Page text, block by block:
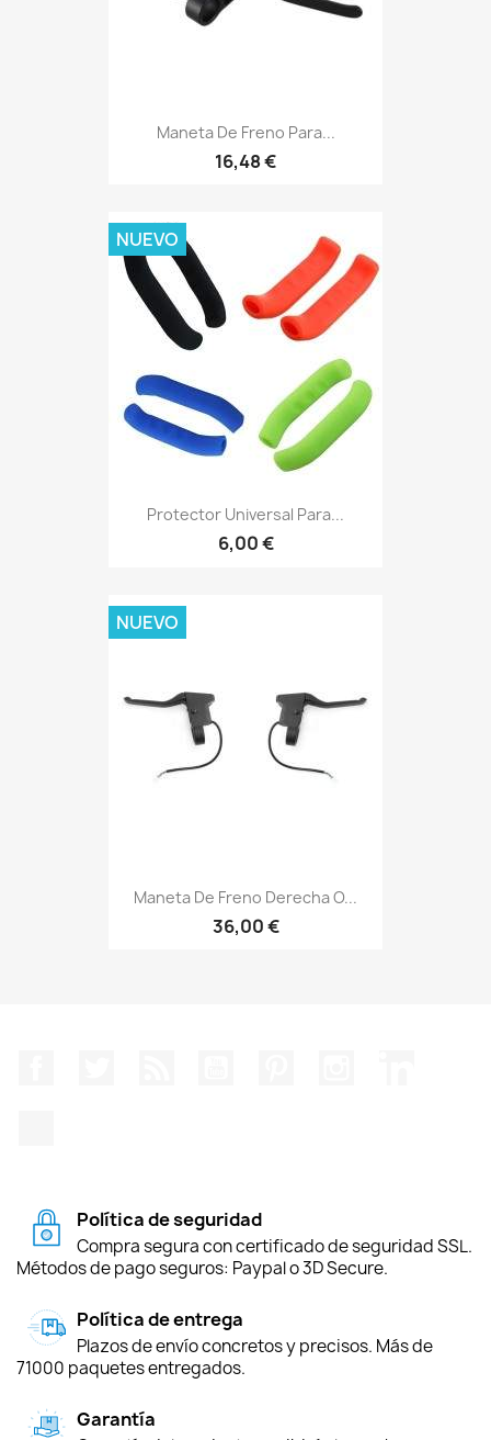
Maneta De Freno Para...
16,48 €
Protector Universal Para...
6,00 €
NUEVO
Maneta De Freno Derecha O...
36,00 €
NUEVO
Política de seguridad
Compra segura con certificado de seguridad SSL.
Métodos de pago seguros: Paypal o 3D Secure.
Política de entrega
Plazos de envío concretos y precisos. Más de
71000 paquetes entregados.
Garantía